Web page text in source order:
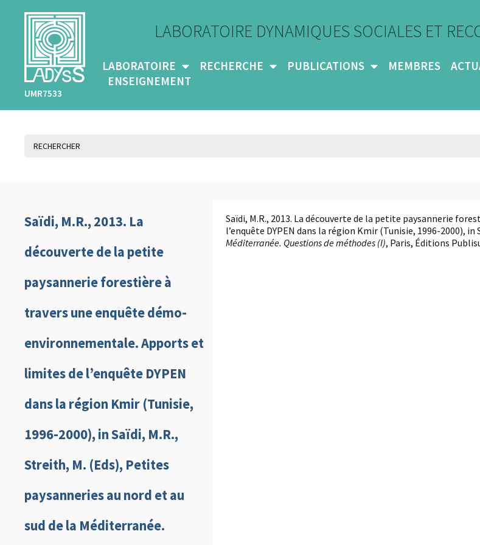
UMR7533
LABORATOIRE DYNAMIQUES SOCIALES ET
LABORATOIRE RECHERCHE PUBLICATIONS MEMBRES
ENSEIGNEMENT
Saïdi, M.R., 2013. La
découverte de la petite
paysannerie forestière à
travers une enquête démo-
environnementale. Apports et
limites de l’enquête DYPEN
dans la région Kmir (Tunisie,
1996-2000), in Saïdi, M.R.,
Streith, M. (Eds), Petites
paysanneries au nord et au
sud de la Méditerranée.
Saïdi, M.R., 2013. La découverte de la petite paysannerie
l’enquête DYPEN dans la région Kmir (Tunisie, 1996-2000), in
Méditerranée. Questions de méthodes (I), Paris, Éditions